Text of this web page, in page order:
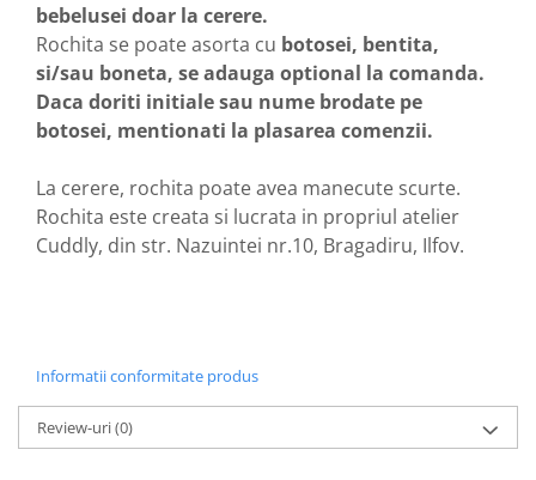
bebelusei doar la cerere.
Rochita se poate asorta cu botosei, bentita,
si/sau boneta, se adauga optional la comanda.
Daca doriti initiale sau nume brodate pe
botosei, mentionati la plasarea comenzii.
La cerere, rochita poate avea manecute scurte.
Rochita este creata si lucrata in propriul atelier
Cuddly, din str. Nazuintei nr.10, Bragadiru, Ilfov.
Informatii conformitate produs
Review-uri(0)